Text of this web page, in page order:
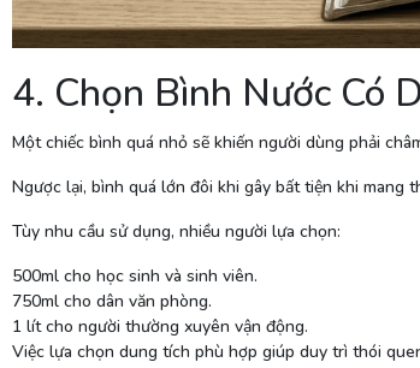
4. Chọn Bình Nước Có
Một chiếc bình quá nhỏ sẽ khiến người dùng phải
Ngược lại, bình quá lớn đôi khi gây bất tiện khi mang
Tùy nhu cầu sử dụng, nhiều người lựa chọn:
500ml cho học sinh và sinh viên.
750ml cho dân văn phòng.
1 lít cho người thường xuyên vận động.
Việc lựa chọn dung tích phù hợp giúp duy trì thói